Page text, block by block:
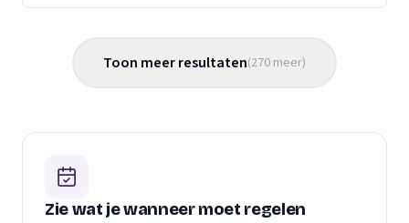
Toon meer resultaten(270 meer)
Zie wat je wanneer moet regelen